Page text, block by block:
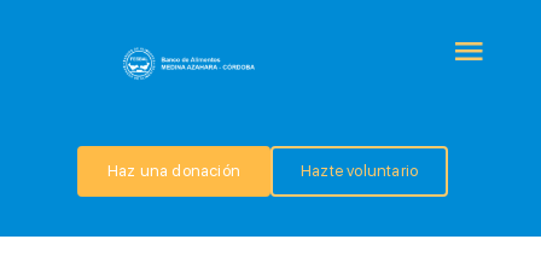
QUIÉNES SOMOS
Haz una donación Hazte voluntario